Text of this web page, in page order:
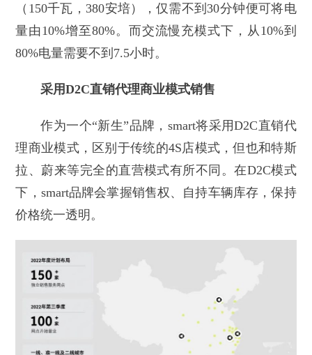
（150千瓦，380安培），仅需不到30分钟便可将电
量由10%增至80%。而交流慢充模式下，从10%到
80%电量需要不到7.5小时。
采用D2C直销代理商业模式销售
作为一个“新生”品牌，smart将采用D2C直销代
理商业模式，区别于传统的4S店模式，但也和特斯
拉、蔚来等完全的直营模式有所不同。在D2C模式
下，smart品牌会掌握销售权、自持车辆库存，保持
价格统一透明。